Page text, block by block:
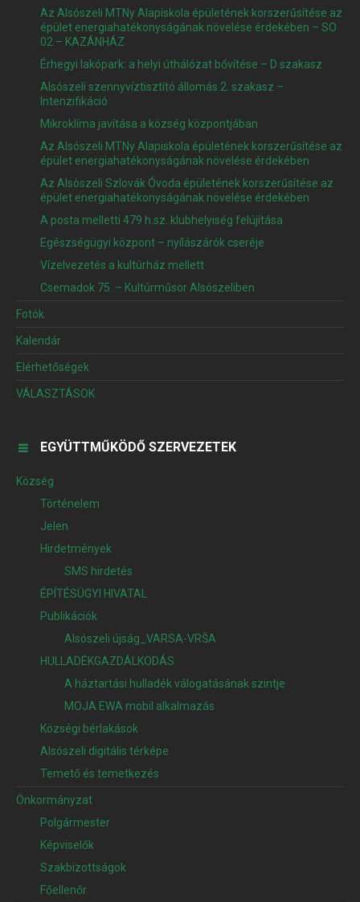
Az Alsószeli MTNy Alapiskola épületének korszerűsítése az
épület energiahatékonyságának növelése érdekében – SO
02 – KAZÁNHÁZ
Érhegyi lakópark: a helyi úthálózat bővítése – D szakasz
Alsószeli szennyvíztisztító állomás 2. szakasz –
Intenzifikáció
Mikroklíma javítása a község központjában
Az Alsószeli MTNy Alapiskola épületének korszerűsítése az
épület energiahatékonyságának növelése érdekében
Az Alsószeli Szlovák Óvoda épületének korszerűsítése az
épület energiahatékonyságának növelése érdekében
A posta melletti 479 h.sz. klubhelyiség felújítása
Egészségügyi központ – nyílászárók cseréje
Vízelvezetés a kultúrház mellett
Csemadok 75. – Kultúrműsor Alsószeliben
Fotók
Kalendár
Elérhetőségek
VÁLASZTÁSOK
EGYÜTTMŰKÖDŐ SZERVEZETEK
Község
Történelem
Jelen
Hirdetmények
SMS hirdetés
ÉPÍTÉSÜGYI HIVATAL
Publikációk
Alsószeli újság_VARSA-VRŠA
HULLADÉKGAZDÁLKODÁS
A háztartási hulladék válogatásának szintje
MOJA EWA mobil alkalmazás
Községi bérlakások
Alsószeli digitális térképe
Temető és temetkezés
Önkormányzat
Polgármester
Képviselők
Szakbizottságok
Főellenőr